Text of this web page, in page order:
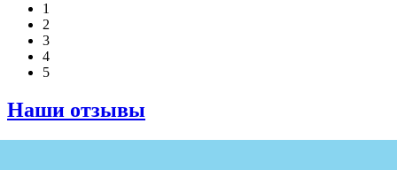
1
2
3
4
5
Наши отзывы